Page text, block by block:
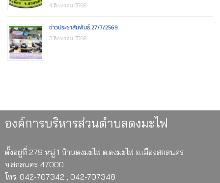
4 สิงหาคม 2569
ข่าวประชาสัมพันธ์ 27/7/2569
3 สิงหาคม 2569
องค์การบริหารส่วนตำบลดงมะไฟ
ตั้งอยู่ที่ 279 หมู่ 1 บ้านดงมะไฟ ต.ดงมะไฟ อ.เมืองสกลนคร
จ.สกลนคร 47000
โทร. 042-707342 , 042-707348